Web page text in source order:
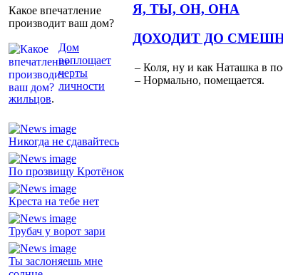
Какое впечатление
производит ваш дом?
Дом
воплощает
черты
личности
жильцов.
Я, ТЫ, ОН, ОНА
Никогда не сдавайтесь
По прозвищу Кротёнок
Креста на тебе нет
Трубач у ворот зари
Ты заслоняешь мне
ДОХОДИТ ДО
– Коля, ну и как Наташка в
– Нормально, помещается.